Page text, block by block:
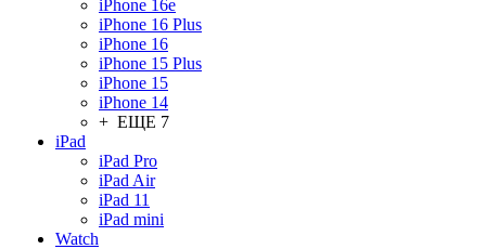
iPhone 16e
iPhone 16 Plus
iPhone 16
iPhone 15 Plus
iPhone 15
iPhone 14
+ ЕЩЕ 7
iPad
iPad Pro
iPad Air
iPad 11
iPad mini
Watch